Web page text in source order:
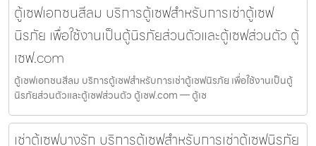
ตู้เซฟเอกชนสีลม บริการตู้เซฟสำหรับการเช่าตู้เซฟ
นิรภัย เพื่อใช้งานเป็นตู้นิรภัยส่วนตัวและตู้เซฟส่วนตัว ตู้
เซฟ.com
ตู้เซฟเอกชนสีลม บริการตู้เซฟสำหรับการเช่าตู้เซฟนิรภัย เพื่อใช้งานเป็นตู้
นิรภัยส่วนตัวและตู้เซฟส่วนตัว ตู้เซฟ.com — ตู้เซ
เช่าตู้เซฟบางรัก บริการตู้เซฟสำหรับการเช่าตู้เซฟนิรภัย